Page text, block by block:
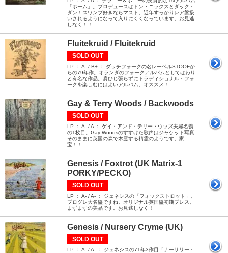
「ホーム」。プロデュースはドン・ニックスとダック・
ダン！スワンプ好きならマスト。近年すっかりレア盤扱
いされるようになって入りにくくなっています。お見逃
しなく！！
Fluitekruid / Fluitekruid
SOLD OUT
LP ： A- / B+ ： ダッチフォークの名レーベルSTOOFか
らの79年作。オランダのフォークアルバムとしてはわり
と有名な作品。肩ひじ張らずにトラディショナル・フォ
ークを楽しむにはよいアルバム。オススメ！
Gay & Terry Woods / Backwoods
SOLD OUT
LP ： A- / A ： ゲイ・アンド・テリー・ウッズ夫婦名義
の1枚目。Gay Woodsのすすけた歌声はジャケット写真
そのままに英国の森で木霊する精霊のようです。家
宝！！
Genesis / Foxtrot (UK Matrix-1
PORKY/PECKO)
SOLD OUT
LP ： A- / A- ： ジェネシスの「フォックストロット」。
プログレ大名盤ですね。オリジナル英国盤初期プレス。
まずまずの美品です。お見逃しなく！
Genesis / Nursery Cryme (UK)
SOLD OUT
LP ： A- / A- ： ジェネシスの71年3作目「ナーサリー・